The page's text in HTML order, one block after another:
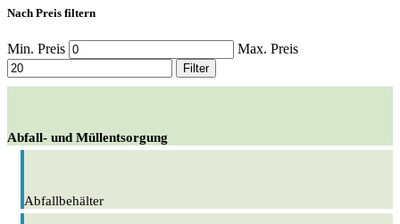
Nach Preis filtern
Min. Preis Max. Preis
Filter
Abfall- und Müllentsorgung
Abfallbehälter